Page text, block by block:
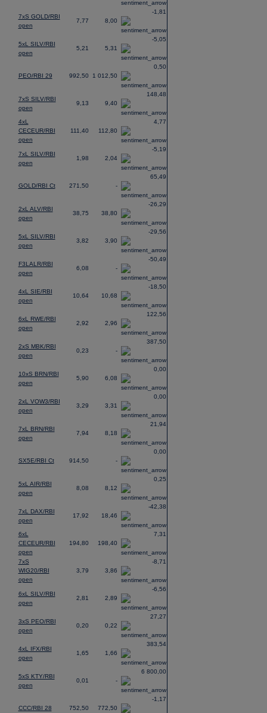
7xS GOLD/RBI
open
7,77 8,00
-1,81
5xL SILV/RBI
open
5,21 5,31
-5,05
PEO/RBI 29 992,50 1 012,50
0,50
7xS SILV/RBI
open
9,13 9,40
148,48
4xL
CECEUR/RBI
open
111,40 112,80
4,77
7xL SILV/RBI
open
1,98 2,04
-5,19
GOLD/RBI Ct 271,50 -
65,49
2xL ALV/RBI
open
38,75 38,80
-26,29
5xL SILV/RBI
open
3,82 3,90
-29,56
F3LALR/RBI
open
6,08 -
-50,49
4xL SIE/RBI
open
10,64 10,68
-18,50
6xL RWE/RBI
open
2,92 2,96
122,56
2xS MBK/RBI
open
0,23 -
387,50
10xS BRN/RBI
open
5,90 6,08
0,00
2xL VOW3/RBI
open
3,29 3,31
0,00
7xL BRN/RBI
open
7,94 8,18
21,94
SX5E/RBI Ct 914,50 -
0,00
5xL AIR/RBI
open
8,08 8,12
0,25
7xL DAX/RBI
open
17,92 18,46
-42,38
6xL
CECEUR/RBI
open
194,80 198,40
7,31
7xS
WIG20/RBI
open
3,79 3,86
-8,71
6xL SILV/RBI
open
2,81 2,89
-6,56
3xS PEO/RBI
open
0,20 0,22
27,27
4xL IFX/RBI
open
1,65 1,66
383,54
5xS KTY/RBI
open
0,01 -
6 800,00
CCC/RBI 28 752,50 772,50
-1,17